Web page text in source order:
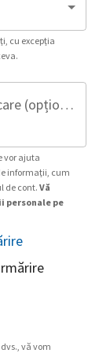
cu excepția
Informații suplimentare de identificare (opțional)
vor ajuta
informații, cum
de cont. Vă
personale pe
vă vom